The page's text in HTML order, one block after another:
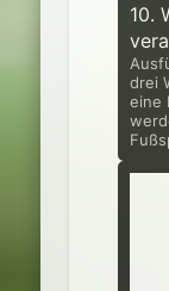
10.
drei
eine